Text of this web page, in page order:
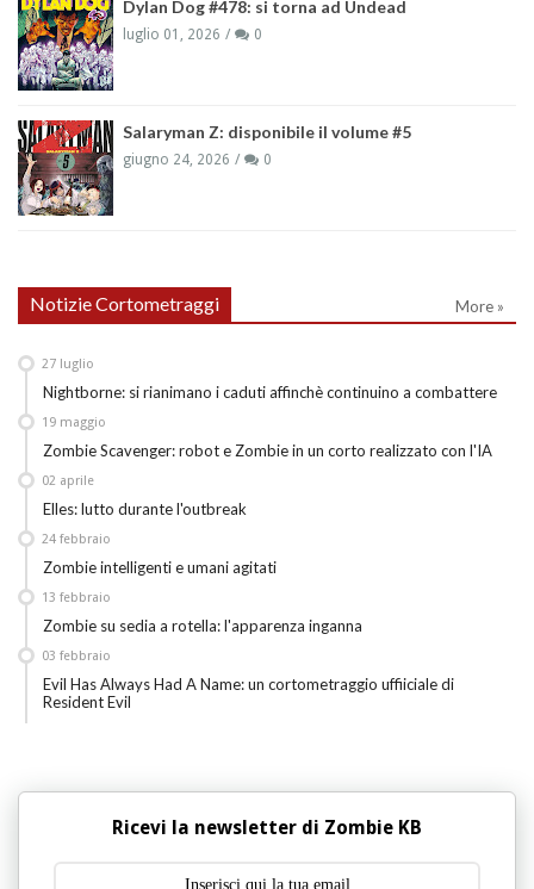
Dylan Dog #478: si torna ad Undead
luglio 01, 2026 0
Salaryman Z: disponibile il volume #5
giugno 24, 2026 0
Notizie Cortometraggi More »
Nightborne: si rianimano i caduti affinchè continuino a combattere
27 luglio
Zombie Scavenger: robot e Zombie in un corto realizzato con l'IA
19 maggio
Elles: lutto durante l'outbreak
02 aprile
Zombie intelligenti e umani agitati
24 febbraio
Zombie su sedia a rotella: l'apparenza inganna
13 febbraio
Evil Has Always Had A Name: un cortometraggio uffiiciale di
Resident Evil
03 febbraio
Ricevi la newsletter di Zombie KB